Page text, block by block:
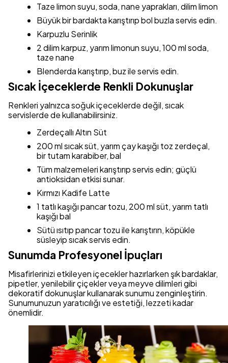
Taze limon suyu, soda, nane yaprakları, dilim limon
Büyük bir bardakta karıştırıp bol buzla servis edin.
Karpuzlu Serinlik
2 dilim karpuz, yarım limonun suyu, 100 ml soda,
taze nane
Blenderda karıştırıp, buz ile servis edin.
Sıcak İçeceklerde Renkli Dokunuşlar
Renkleri yalnızca soğuk içeceklerde değil, sıcak
servislerde de kullanabilirsiniz.
Zerdeçallı Altın Süt
200 ml sıcak süt, yarım çay kaşığı toz zerdeçal,
bir tutam karabiber, bal
Tüm malzemeleri karıştırıp servis edin; güçlü
antioksidan etkisi sunar.
Kırmızı Kadife Latte
1 tatlı kaşığı pancar tozu, 200 ml süt, yarım tatlı
kaşığı bal
Sütü ısıtıp pancar tozu ile karıştırın, köpükle
süsleyip sıcak servis edin.
Sunumda Profesyonel İpuçları
Misafirlerinizi etkileyen içecekler hazırlarken şık bardaklar,
pipetler, yenilebilir çiçekler veya meyve dilimleri gibi
dekoratif dokunuşlar kullanarak sunumu zenginleştirin.
Sunumunuzun yaratıcılığı ve estetiği, lezzeti kadar
önemlidir.